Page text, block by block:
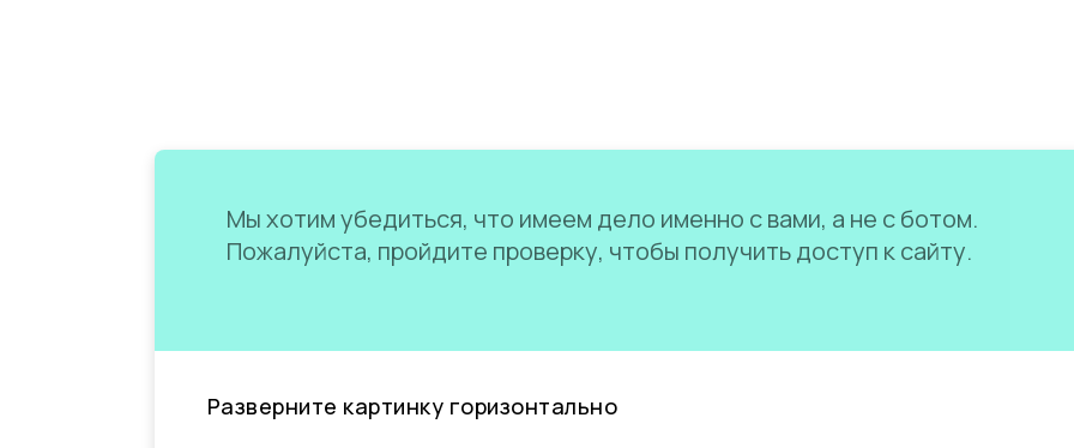
Мы хотим убедиться, что имеем дело именно с вами, а не с ботом.
Пожалуйста, пройдите проверку, чтобы получить доступ к сайту.
Разверните картинку горизонтально